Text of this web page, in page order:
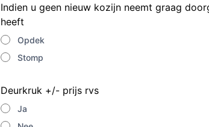
Indien u geen nieuw kozijn neemt graag
heeft
Opdek
Stomp
Deurkruk +/- prijs rvs
Ja